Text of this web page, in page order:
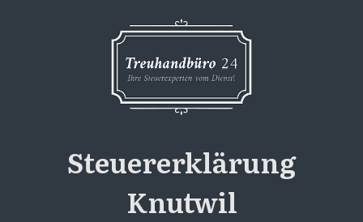
Steuererklärung
Knutwil